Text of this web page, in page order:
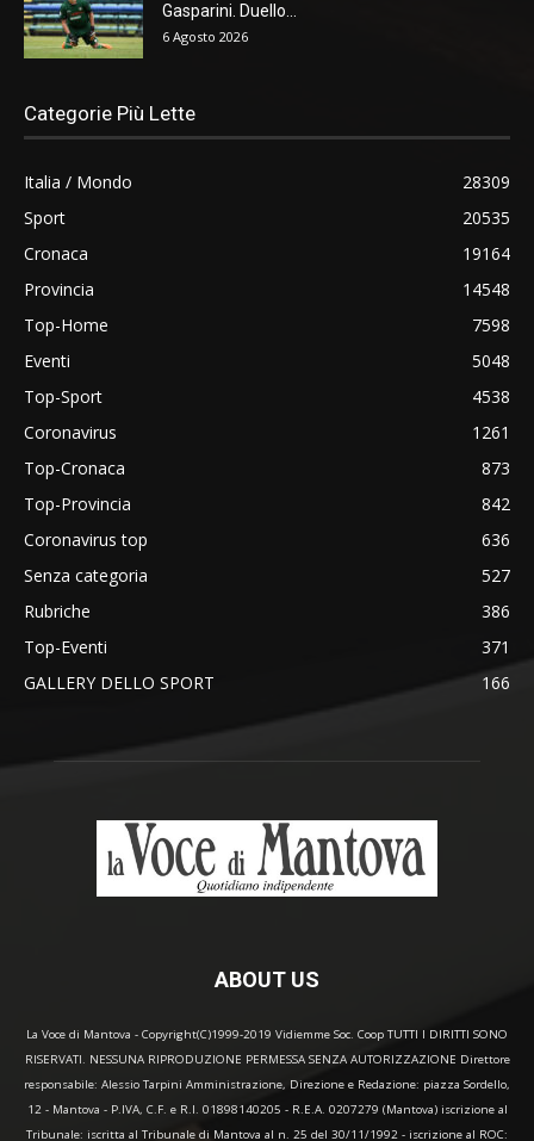
Gasparini. Duello...
6 Agosto 2026
Categorie Più Lette
Italia / Mondo
28309
Sport
20535
Cronaca
19164
Provincia
14548
Top-Home
7598
Eventi
5048
Top-Sport
4538
Coronavirus
1261
Top-Cronaca
873
Top-Provincia
842
Coronavirus top
636
Senza categoria
527
Rubriche
386
Top-Eventi
371
GALLERY DELLO SPORT
166
ABOUT US
La Voce di Mantova - Copyright(C)1999-2019 Vidiemme Soc. Coop TUTTI I DIRITTI SONO
RISERVATI. NESSUNA RIPRODUZIONE PERMESSA SENZA AUTORIZZAZIONE Direttore
responsabile: Alessio Tarpini Amministrazione, Direzione e Redazione: piazza Sordello,
12 - Mantova - P.IVA, C.F. e R.I. 01898140205 - R.E.A. 0207279 (Mantova) iscrizione al
Tribunale: iscritta al Tribunale di Mantova al n. 25 del 30/11/1992 - iscrizione al ROC: